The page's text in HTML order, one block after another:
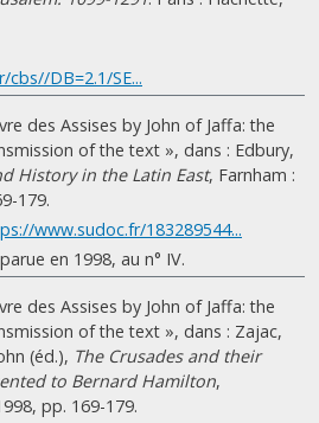
DB=2.1/SE...
des Assises by John of Jaffa: the
of the text », dans : Edbury,
History in the Latin East, Farnham :
179.
www.sudoc.fr/183289544...
en 1998, au n° IV.
des Assises by John of Jaffa: the
of the text », dans : Zajac,
(éd.), The Crusades and their
to Bernard Hamilton,
pp. 169-179.